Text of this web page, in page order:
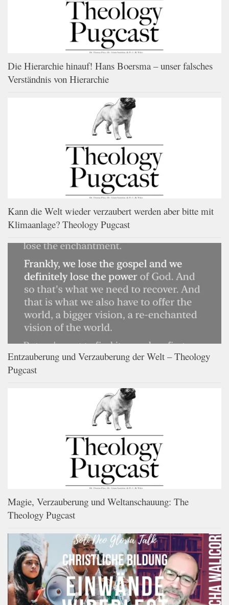
Die Hierarchie hinauf! Hans Boersma – unser falsches
Verständnis von Hierarchie
Kann die Welt wieder verzaubert werden aber bitte mit
Klimaanlage? Theology Pugcast
Entzauberung und Verzauberung der Welt – Theology
Pugcast
Magie, Verzauberung und Weltanschauung: The
Theology Pugcast